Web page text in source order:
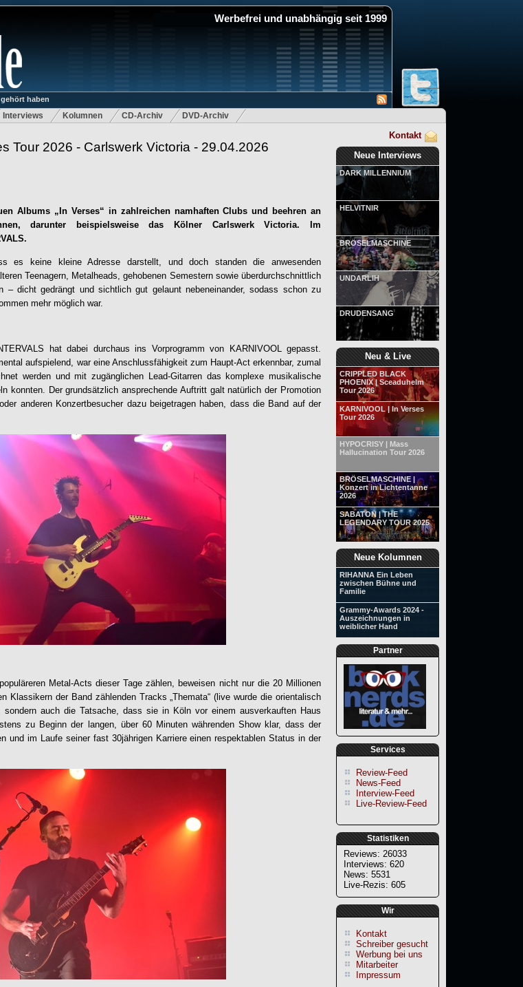
Werbefrei und unabhängig seit 1999
haben
Interviews Kolumnen CD-Archiv DVD-Archiv
Kontakt
Neue Interviews
DARK MILLENNIUM
HELVITNIR
BRÖSELMASCHINE
UNDARLIH
DRUDENSANG
Neu & Live
CRIPPLED BLACK
PHOENIX | Sceaduhelm
Tour 2026
KARNIVOOL | In Verses
Tour 2026
HYPOCRISY | Mass
Hallucination Tour 2026
BRÖSELMASCHINE |
Konzert in Lichtentanne
2026
SABATON | THE
LEGENDARY TOUR 2025
Neue Kolumnen
RIHANNA Ein Leben
zwischen Bühne und
Familie
Grammy-Awards 2024 -
Auszeichnungen in
weiblicher Hand
Partner
Services
Review-Feed
News-Feed
Interview-Feed
Live-Review-Feed
Statistiken
Reviews: 26033
Interviews: 620
News: 5531
Live-Rezis: 605
Wir
Kontakt
Schreiber gesucht
Werbung bei uns
Mitarbeiter
Impressum
Tour 2026 - Carlswerk Victoria - 29.04.2026
Albums „In Verses“ in zahlreichen namhaften Clubs und beehren an
darunter beispielsweise das Kölner Carlswerk Victoria. Im
es keine kleine Adresse darstellt, und doch standen die anwesenden
Teenagern, Metalheads, gehobenen Semestern sowie überdurchschnittlich
– dicht gedrängt und sichtlich gut gelaunt nebeneinander, sodass schon zu
mehr möglich war.
hat dabei durchaus ins Vorprogramm von KARNIVOOL gepasst.
aufspielend, war eine Anschlussfähigkeit zum Haupt-Act erkennbar, zumal
werden und mit zugänglichen Lead-Gitarren das komplexe musikalische
konnten. Der grundsätzlich ansprechende Auftritt galt natürlich der Promotion
anderen Konzertbesucher dazu beigetragen haben, dass die Band auf der
Metal-Acts dieser Tage zählen, beweisen nicht nur die 20 Millionen
Klassikern der Band zählenden Tracks „Themata“ (live wurde die orientalisch
sondern auch die Tatsache, dass sie in Köln vor einem ausverkauften Haus
zu Beginn der langen, über 60 Minuten währenden Show klar, dass der
und im Laufe seiner fast 30jährigen Karriere einen respektablen Status in der